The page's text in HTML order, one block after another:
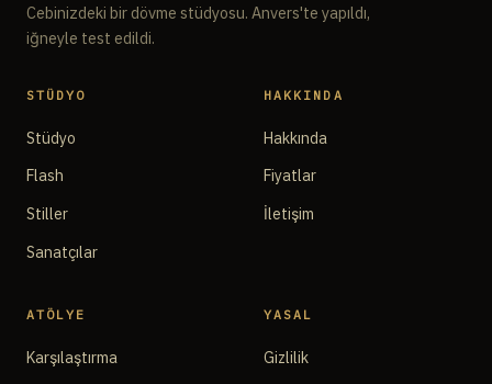
Cebinizdeki bir dövme stüdyosu. Anvers'te yapıldı,
iğneyle test edildi.
STÜDYO
Stüdyo
Flash
Stiller
Sanatçılar
HAKKINDA
Hakkında
Fiyatlar
İletişim
ATÖLYE
Karşılaştırma
YASAL
Gizlilik